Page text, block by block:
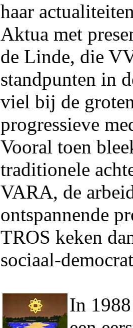
haar
Aktua met
de Linde, die
standpunten in
viel bij de
progressieve
Vooral toen
traditionele
VARA, de
ontspannende
TROS keken
sociaal-
In